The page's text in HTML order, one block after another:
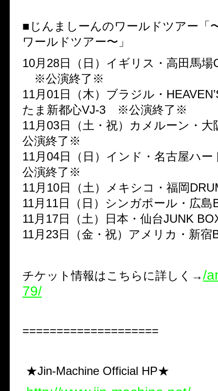
■じんましーんのワールドツアー「
ワールドツアー〜」
10月28日（日）イギリス・高田馬場
※公演終了※
11月01日（木）ブラジル・
たま新都心VJ-3 ※公演終了※
11月03日（土・祝）カメルーン・
公演終了※
11月04日（日）インド・名古屋ハ
公演終了※
11月10日（土）メキシコ・福岡
11月11日（日）シンガポール・広島
11月17日（土）日本・仙台JUNK
11月23日（金・祝）アメリカ・新宿
チケット情報はこちらに詳しく→/
79/
====================
★Jin-Machine Official HP★